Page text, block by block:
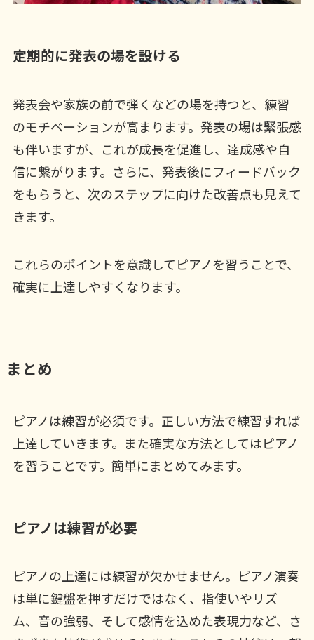
定期的に発表の場を設ける
発表会や家族の前で弾くなどの場を持つと、練習
のモチベーションが高まります。発表の場は緊張感
も伴いますが、これが成長を促進し、達成感や自
信に繋がります。さらに、発表後にフィードバック
をもらうと、次のステップに向けた改善点も見えて
きます。
これらのポイントを意識してピアノを習うことで、
確実に上達しやすくなります。
まとめ
ピアノは練習が必須です。正しい方法で練習すれば
上達していきます。また確実な方法としてはピアノ
を習うことです。簡単にまとめてみます。
ピアノは練習が必要
ピアノの上達には練習が欠かせません。ピアノ演奏
は単に鍵盤を押すだけではなく、指使いやリズ
ム、音の強弱、そして感情を込めた表現力など、さ